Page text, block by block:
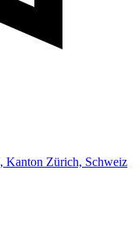
Kanton Zürich, Schweiz